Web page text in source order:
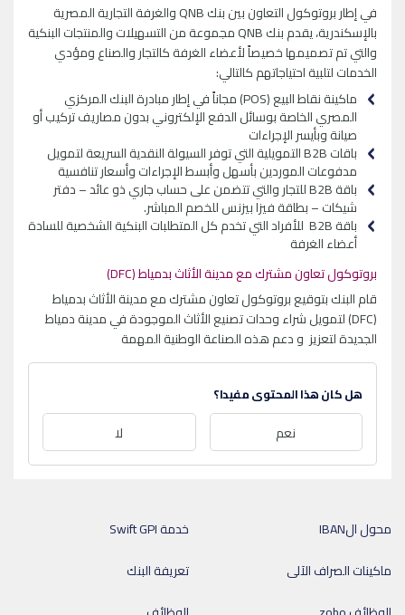
في إطار بروتوكول التعاون بين بنك QNB والغرفة التجارية المصرية
بالإسكندرية، يقدم بنك QNB مجموعة من التسهيلات والمنتجات البنكية
والتي تم تصميمها خصيصاً لأعضاء الغرفة كالتجار والصناع ومؤدي
الخدمات لتلبية احتياجاتهم كالتالي:
ماكينة نقاط البيع (POS) مجاناً في إطار مبادرة البنك المركزي
المصري الخاصة بوسائل الدفع الإلكتروني بدون مصاريف تركيب أو
صيانة وبأيسر الإجراءات
باقات B2B التمويلية التي توفر السيولة النقدية السريعة لتمويل
مدفوعات الموردين بأسهل وأبسط الإجراءات وأسعار تنافسية
باقة B2B للتجار والتي تتضمن على حساب جاري ذو عائد – دفتر
شيكات – بطاقة فيزا بيزنس للخصم المباشر.
باقة B2B للأفراد التي تخدم كل المتطلبات البنكية الشخصية للسادة
أعضاء الغرفة
بروتوكول تعاون مشترك مع مدينة الأثاث بدمياط (DFC)
قام البنك بتوقيع بروتوكول تعاون مشترك مع مدينة الأثاث بدمياط
(DFC) لتمويل شراء وحدات تصنيع الأثاث الموجودة في مدينة دمياط
الجديدة لتعزيز و دعم هذه الصناعة الوطنية المهمة
هل كان هذا المحتوى مفيدا؟
نعم لا
خدمة Swift GPI
محول الIBAN
تعريفة البنك
ماكينات الصراف الآلى